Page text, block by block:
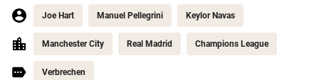
Joe Hart Manuel Pellegrini Keylor Navas
Manchester City Real Madrid Champions League
Verbrechen